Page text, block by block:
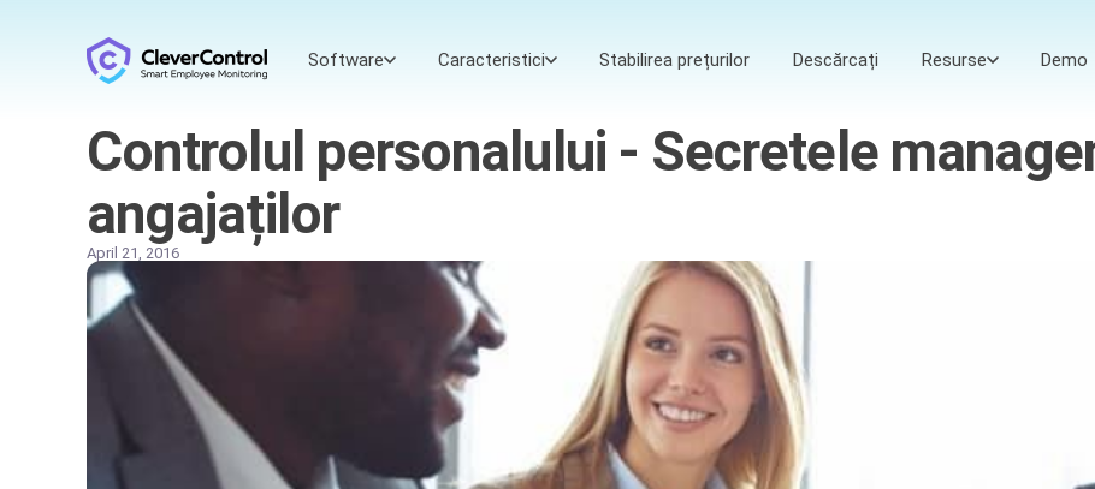
Software Caracteristici Stabilirea prețurilor Descărcați Resurse Demo
Controlul personalului - Secretele
angajaților
April 21, 2016